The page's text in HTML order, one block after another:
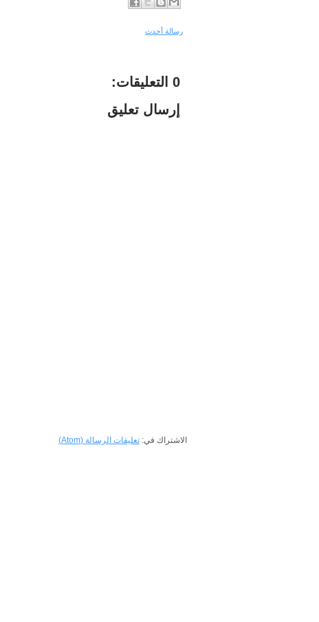
رسالة أحدث
0 التعليقات:
إرسال تعليق
الاشتراك في: تعليقات الرسالة (Atom)